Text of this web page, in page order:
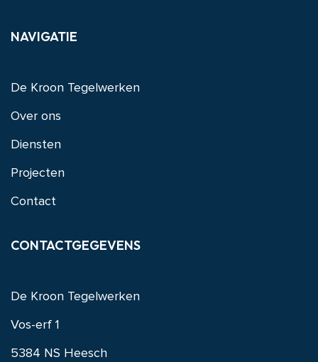
NAVIGATIE
De Kroon Tegelwerken
Over ons
Diensten
Projecten
Contact
CONTACTGEGEVENS
De Kroon Tegelwerken
Vos-erf 1
5384 NS Heesch